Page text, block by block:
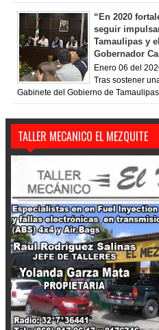
“En 2020
seguir
Tamaulipas y
Gobernador
Enero 06 del
Tras sostener
Gabinete del Gobierno de Tamaulipas
TALLER MECANICO EL MEZQUITE